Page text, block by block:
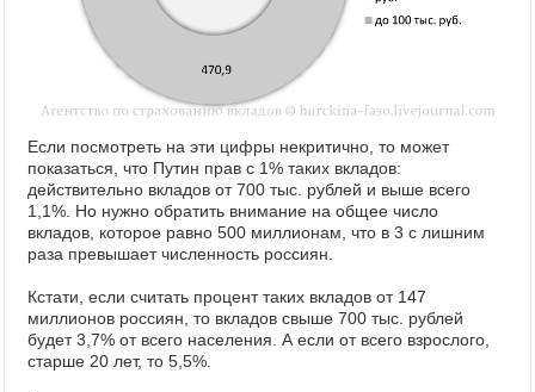
Если посмотреть на эти цифры некритично, то может
показаться, что Путин прав с 1% таких вкладов:
действительно вкладов от 700 тыс. рублей и выше всего
1,1%. Но нужно обратить внимание на общее число
вкладов, которое равно 500 миллионам, что в 3 с лишним
раза превышает численность россиян.
Кстати, если считать процент таких вкладов от 147
миллионов россиян, то вкладов свыше 700 тыс. рублей
будет 3,7% от всего населения. А если от всего взрослого,
старше 20 лет, то 5,5%.